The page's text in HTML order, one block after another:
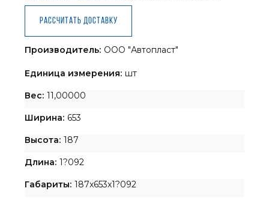
Рассчитать доставку
Производитель: ООО "Автопласт"
Единица измерения: шт
Вес: 11,00000
Ширина: 653
Высота: 187
Длина: 1?092
Габариты: 187x653x1?092